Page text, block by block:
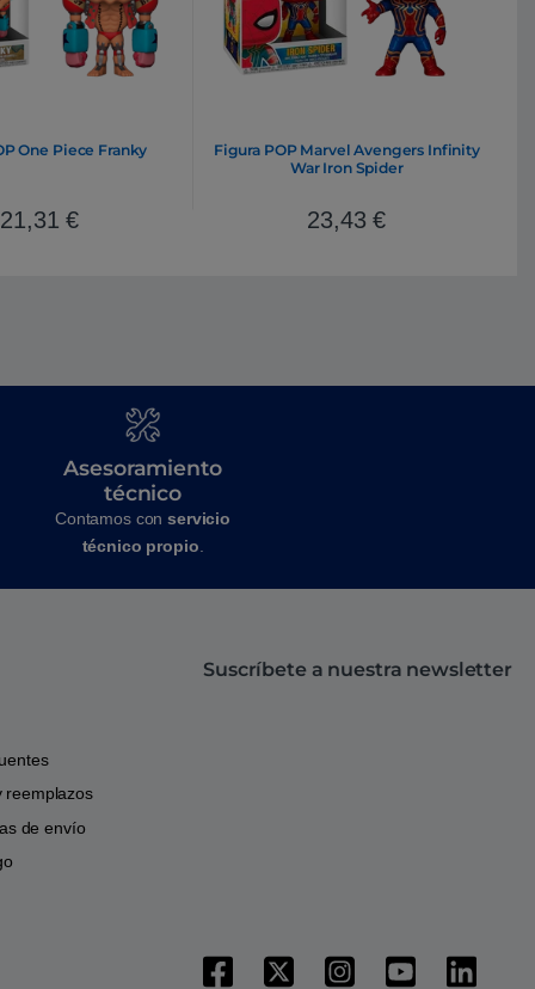
One Piece Franky
21,31€
Figura POP Marvel Avengers Infinity
War Iron Spider
23,43€
Asesoramiento
técnico
Contamos conservicio
técnico propio
reemplazos
de envío
Suscríbete a nuestra newsletter